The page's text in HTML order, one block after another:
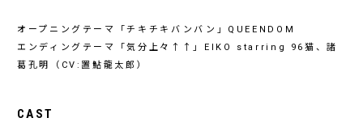
オープニングテーマ「チキチキバンバン」QUEENDOM
エンディングテーマ「気分上々↑↑」EIKO starring 96猫、諸
葛孔明（CV:置鮎龍太郎）
CAST